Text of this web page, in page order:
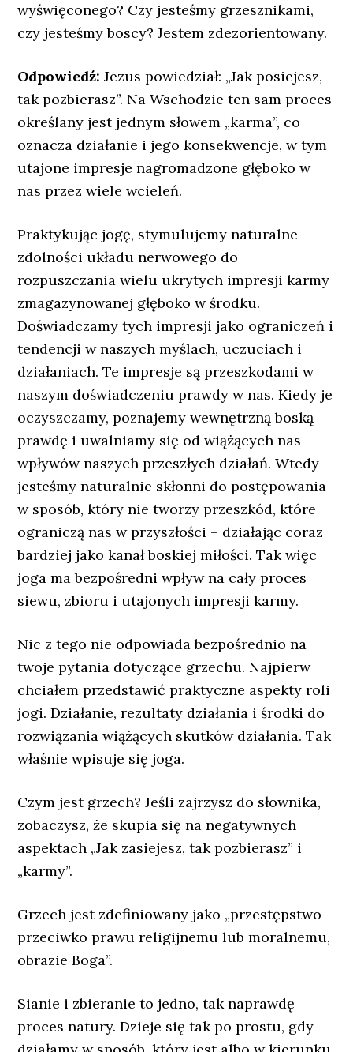
wyświęconego? Czy jesteśmy grzesznikami,
czy jesteśmy boscy? Jestem zdezorientowany.
Odpowiedź: Jezus powiedział: „Jak posiejesz,
tak pozbierasz”. Na Wschodzie ten sam proces
określany jest jednym słowem „karma”, co
oznacza działanie i jego konsekwencje, w tym
utajone impresje nagromadzone głęboko w
nas przez wiele wcieleń.
Praktykując jogę, stymulujemy naturalne
zdolności układu nerwowego do
rozpuszczania wielu ukrytych impresji karmy
zmagazynowanej głęboko w środku.
Doświadczamy tych impresji jako ograniczeń i
tendencji w naszych myślach, uczuciach i
działaniach. Te impresje są przeszkodami w
naszym doświadczeniu prawdy w nas. Kiedy je
oczyszczamy, poznajemy wewnętrzną boską
prawdę i uwalniamy się od wiążących nas
wpływów naszych przeszłych działań. Wtedy
jesteśmy naturalnie skłonni do postępowania
w sposób, który nie tworzy przeszkód, które
ograniczą nas w przyszłości – działając coraz
bardziej jako kanał boskiej miłości. Tak więc
joga ma bezpośredni wpływ na cały proces
siewu, zbioru i utajonych impresji karmy.
Nic z tego nie odpowiada bezpośrednio na
twoje pytania dotyczące grzechu. Najpierw
chciałem przedstawić praktyczne aspekty roli
jogi. Działanie, rezultaty działania i środki do
rozwiązania wiążących skutków działania. Tak
właśnie wpisuje się joga.
Czym jest grzech? Jeśli zajrzysz do słownika,
zobaczysz, że skupia się na negatywnych
aspektach „Jak zasiejesz, tak pozbierasz” i
„karmy”.
Grzech jest zdefiniowany jako „przestępstwo
przeciwko prawu religijnemu lub moralnemu,
obrazie Boga”.
Sianie i zbieranie to jedno, tak naprawdę
proces natury. Dzieje się tak po prostu, gdy